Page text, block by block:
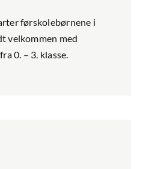
førskolebørnene i
velkommen med
0. – 3. klasse.